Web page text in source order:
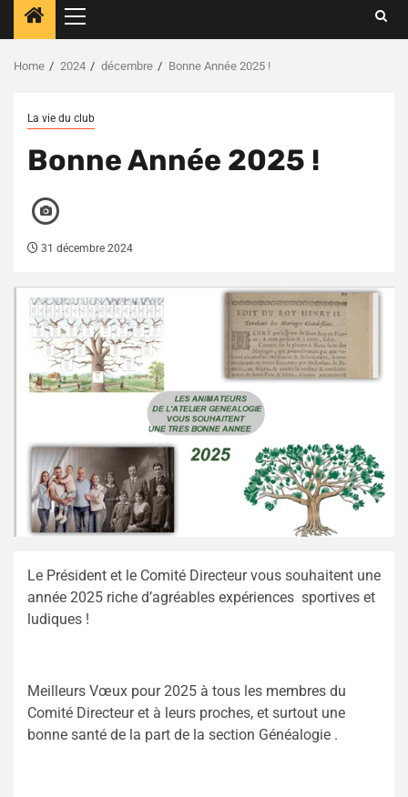
Primary
Menu
Home 2024 décembre Bonne Année 2025 !
La vie du club
Bonne Année 2025 !
31 décembre 2024
Le Président et le Comité Directeur vous souhaitent une
année 2025 riche d’agréables expériences sportives et
ludiques !
Meilleurs Vœux pour 2025 à tous les membres du
Comité Directeur et à leurs proches, et surtout une
bonne santé de la part de la section Généalogie .